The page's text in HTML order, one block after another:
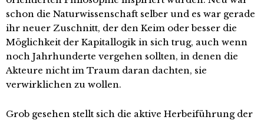
schon die Naturwissenschaft selber und es war gerade
ihr neuer Zuschnitt, der den Keim oder besser die
Möglichkeit der Kapitallogik in sich trug, auch wenn
noch Jahrhunderte vergehen sollten, in denen die
Akteure nicht im Traum daran dachten, sie
verwirklichen zu wollen.
Grob gesehen stellt sich die aktive Herbeiführung der